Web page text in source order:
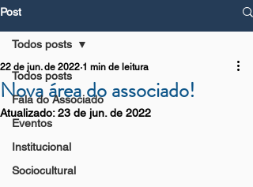
Post
Todos posts
Fala do Associado
Eventos
Institucional
Sociocultural
Todos posts
Nova área do associado!
22 de jun. de 2022 1 min de leitura
Atualizado:23 de jun. de 2022